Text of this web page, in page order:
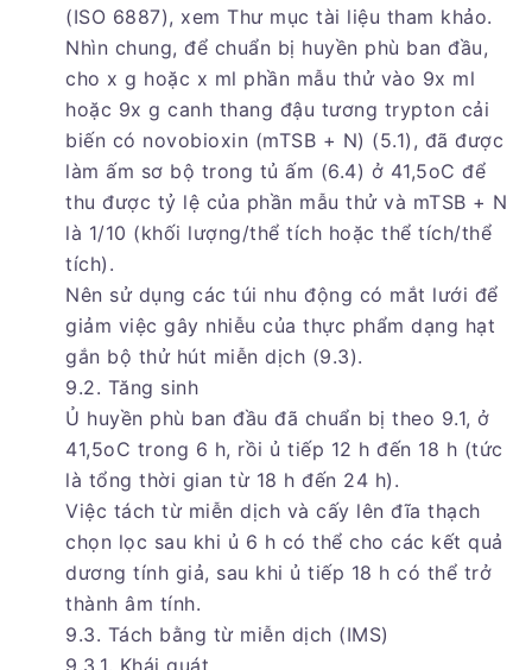
(ISO 6887), xem Thư mục tài liệu tham khảo.
Nhìn chung, để chuẩn bị huyền phù ban đầu,
cho x g hoặc x ml phần mẫu thử vào 9x ml
hoặc 9x g canh thang đậu tương trypton cải
biến có novobioxin (mTSB + N) (5.1), đã được
làm ấm sơ bộ trong tủ ấm (6.4) ở 41,5oC để
thu được tỷ lệ của phần mẫu thử và mTSB + N
là 1/10 (khối lượng/thể tích hoặc thể tích/thể
tích).
Nên sử dụng các túi nhu động có mắt lưới để
giảm việc gây nhiễu của thực phẩm dạng hạt
gắn bộ thử hút miễn dịch (9.3).
9.2. Tăng sinh
Ủ huyền phù ban đầu đã chuẩn bị theo 9.1, ở
41,5oC trong 6 h, rồi ủ tiếp 12 h đến 18 h (tức
là tổng thời gian từ 18 h đến 24 h).
Việc tách từ miễn dịch và cấy lên đĩa thạch
chọn lọc sau khi ủ 6 h có thể cho các kết quả
dương tính giả, sau khi ủ tiếp 18 h có thể trở
thành âm tính.
9.3. Tách bằng từ miễn dịch (IMS)